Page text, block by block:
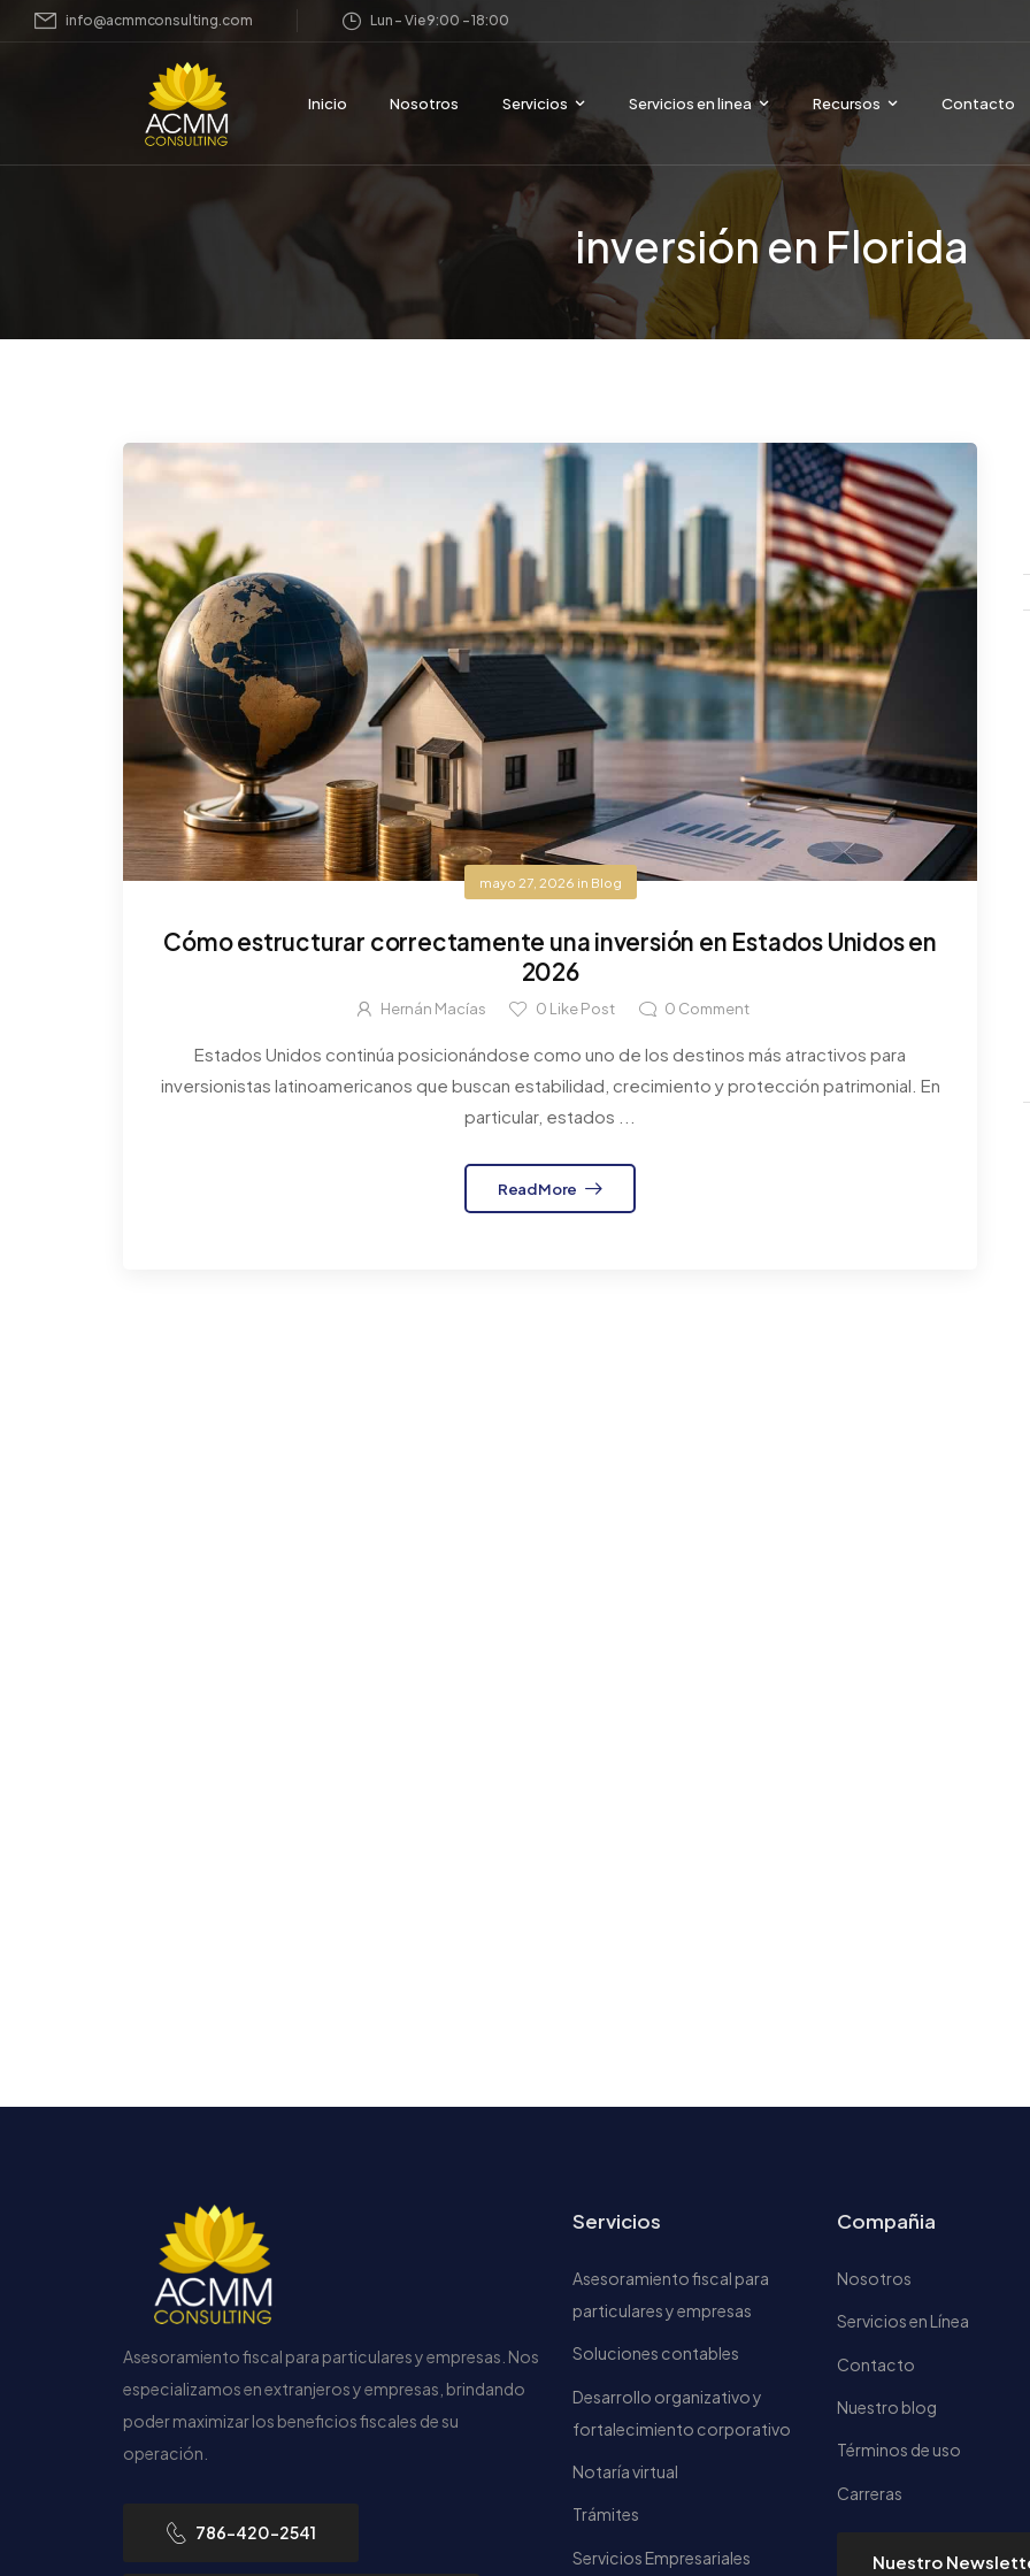
info@acmmconsulting.com Lun – Vie 9:00 – 18:00
Inicio Nosotros Servicios Servicios en linea Recursos Contacto
inversión en Florida
mayo 27, 2026 in Blog
Cómo estructurar correctamente una inversión en Estados Unidos en
2026
Hernán Macías 0 Like Post 0 Comment
Estados Unidos continúa posicionándose como uno de los destinos más atractivos para
inversionistas latinoamericanos que buscan estabilidad, crecimiento y protección patrimonial. En
particular, estados ...
Read More
Asesoramiento fiscal para particulares y empresas. Nos
especializamos en extranjeros y empresas, brindando
poder maximizar los beneficios fiscales de su
operación.
786-420-2541
Servicios
Asesoramiento fiscal para
particulares y empresas
Soluciones contables
Desarrollo organizativo y
fortalecimiento corporativo
Notaría virtual
Trámites
Servicios Empresariales
Compañia
Nosotros
Servicios en Línea
Contacto
Nuestro blog
Términos de uso
Carreras
Nuestro